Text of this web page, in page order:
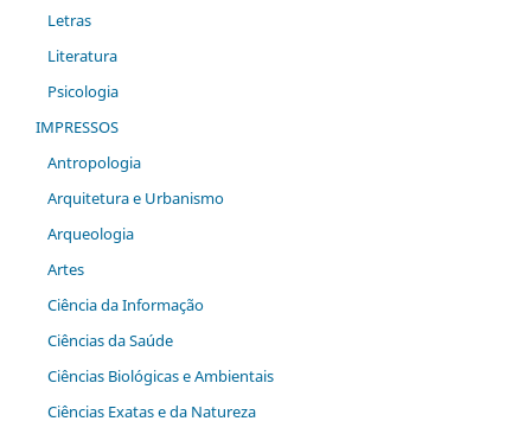
Letras
Literatura
Psicologia
IMPRESSOS
Antropologia
Arquitetura e Urbanismo
Arqueologia
Artes
Ciência da Informação
Ciências da Saúde
Ciências Biológicas e Ambientais
Ciências Exatas e da Natureza